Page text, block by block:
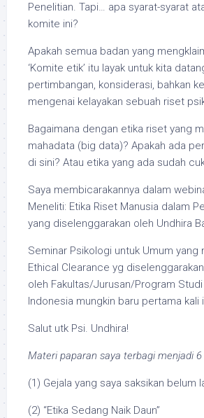
Penelitian. Tapi… apa syarat-syarat
komite ini?
Apakah semua badan yang
‘Komite etik’ itu layak untuk kita
pertimbangan, konsiderasi, bahkan
mengenai kelayakan sebuah riset
Bagaimana dengan etika riset yang
mahadata (big data)? Apakah ada
di sini? Atau etika yang ada sudah
Saya membicarakannya dalam
Meneliti: Etika Riset Manusia dalam
yang diselenggarakan oleh Undhira
Seminar Psikologi untuk Umum yang
Ethical Clearance yg
oleh Fakultas/Jurusan/Program
Indonesia mungkin baru pertama kali
Salut utk Psi. Undhira!
Materi paparan saya terbagi menjadi
(1) Gejala yang saya saksikan belum
(2) “Etika Sedang Naik Daun”